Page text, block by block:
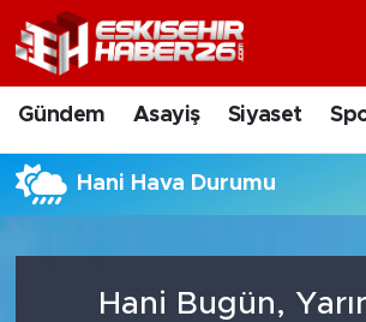
Gündem Asayiş Siyaset
Hani Hava Durumu
Hani Bugün,
Gündem
Asayiş
Siyaset
Nöbetçi Eczaneler
Hava Durumu
Trafik Durumu